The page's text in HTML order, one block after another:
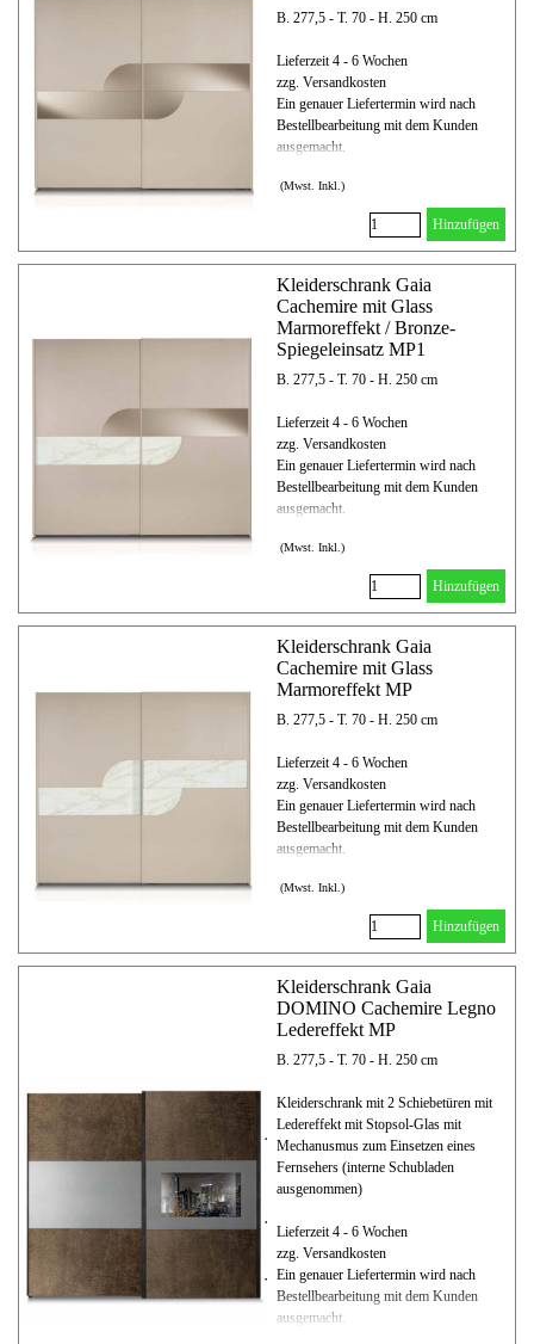
B. 277,5 - T. 70 - H. 250 cm
Lieferzeit 4 - 6 Wochen
zzg. Versandkosten
Ein genauer Liefertermin wird nach
Bestellbearbeitung mit dem Kunden
ausgemacht.
(Mwst. Inkl.)
Hinzufügen
Kleiderschrank Gaia
Cachemire mit Glass
Marmoreffekt / Bronze-
Spiegeleinsatz MP1
B. 277,5 - T. 70 - H. 250 cm
Lieferzeit 4 - 6 Wochen
zzg. Versandkosten
Ein genauer Liefertermin wird nach
Bestellbearbeitung mit dem Kunden
ausgemacht.
(Mwst. Inkl.)
Hinzufügen
Kleiderschrank Gaia
Cachemire mit Glass
Marmoreffekt MP
B. 277,5 - T. 70 - H. 250 cm
Lieferzeit 4 - 6 Wochen
zzg. Versandkosten
Ein genauer Liefertermin wird nach
Bestellbearbeitung mit dem Kunden
ausgemacht.
(Mwst. Inkl.)
Hinzufügen
Kleiderschrank Gaia
DOMINO Cachemire Legno
Ledereffekt MP
B. 277,5 - T. 70 - H. 250 cm
Kleiderschrank mit 2 Schiebetüren mit
Ledereffekt mit Stopsol-Glas mit
Mechanusmus zum Einsetzen eines
Fernsehers (interne Schubladen
ausgenommen)
Lieferzeit 4 - 6 Wochen
zzg. Versandkosten
Ein genauer Liefertermin wird nach
Bestellbearbeitung mit dem Kunden
ausgemacht.